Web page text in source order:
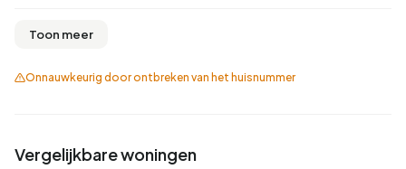
Toon meer
Onnauwkeurig door ontbreken van het huisnummer
Vergelijkbare woningen